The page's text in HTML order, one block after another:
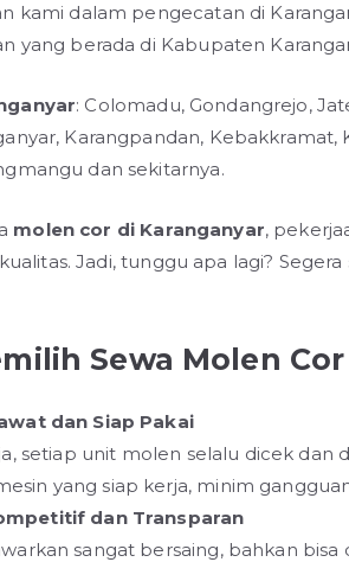
kami dalam pengecatan di
yang berada di Kabupaten
: Colomadu, Gondangrejo,
Karangpandan, Kebakkramat,
dan sekitarnya.
molen cor di Karanganyar,
Jadi, tunggu apa lagi?
Sewa Molen
dan Siap Pakai
setiap unit molen selalu dicek
yang siap kerja, minim
dan Transparan
sangat bersaing, bahkan